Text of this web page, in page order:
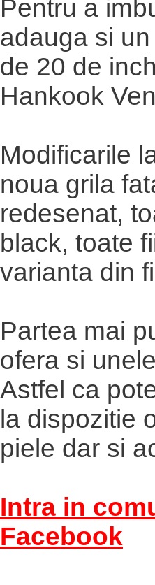
Pentru a
adauga si
de 20 de
Hankook
Modificarile
noua grila
redesenat,
black, toate
varianta din
Partea mai
ofera si
Astfel ca
la dispozitie
piele dar si
Intra in
Facebook